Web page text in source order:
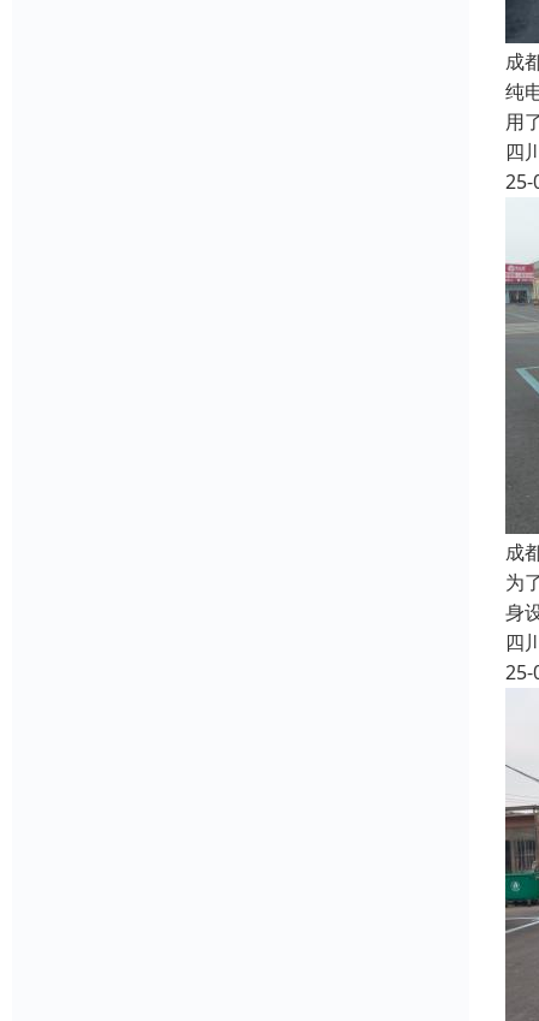
成
纯
用
四
25-
成
为
身
四
25-